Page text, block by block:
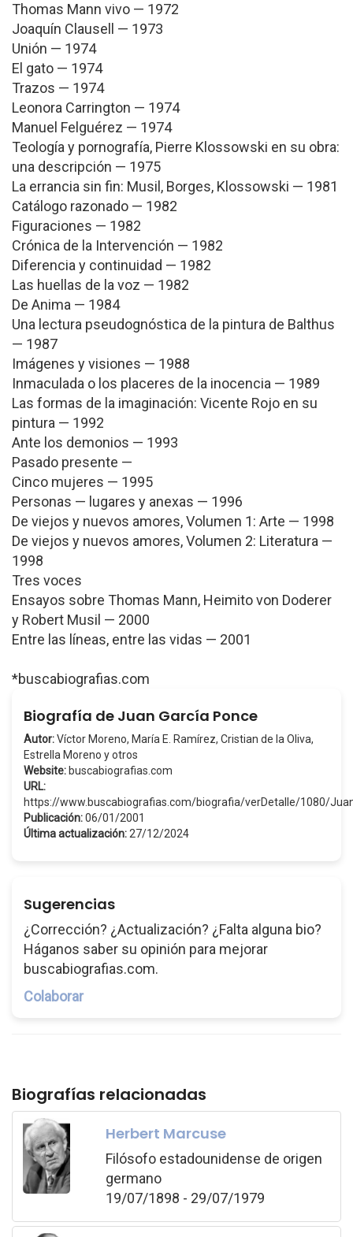
Thomas Mann vivo — 1972
Joaquín Clausell — 1973
Unión — 1974
El gato — 1974
Trazos — 1974
Leonora Carrington — 1974
Manuel Felguérez — 1974
Teología y pornografía, Pierre Klossowski en su obra:
una descripción — 1975
La errancia sin fin: Musil, Borges, Klossowski — 1981
Catálogo razonado — 1982
Figuraciones — 1982
Crónica de la Intervención — 1982
Diferencia y continuidad — 1982
Las huellas de la voz — 1982
De Anima — 1984
Una lectura pseudognóstica de la pintura de Balthus
— 1987
Imágenes y visiones — 1988
Inmaculada o los placeres de la inocencia — 1989
Las formas de la imaginación: Vicente Rojo en su
pintura — 1992
Ante los demonios — 1993
Pasado presente —
Cinco mujeres — 1995
Personas — lugares y anexas — 1996
De viejos y nuevos amores, Volumen 1: Arte — 1998
De viejos y nuevos amores, Volumen 2: Literatura —
1998
Tres voces
Ensayos sobre Thomas Mann, Heimito von Doderer
y Robert Musil — 2000
Entre las líneas, entre las vidas — 2001
*buscabiografias.com
Biografía de Juan García Ponce
Autor:Víctor Moreno, María E. Ramírez, Cristian de la Oliva,
Estrella Moreno y otros
Website: buscabiografias.com
URL:
https://www.buscabiografias.com/biografia/verDetalle/1080/
Publicación:06/01/2001
Última actualización: 27/12/2024
Sugerencias
¿Corrección? ¿Actualización? ¿Falta alguna bio?
Háganos saber su opinión para mejorar
buscabiografias.com.
Colaborar
Biografías relacionadas
Herbert Marcuse
Filósofo estadounidense de origen
germano
19/07/1898 - 29/07/1979